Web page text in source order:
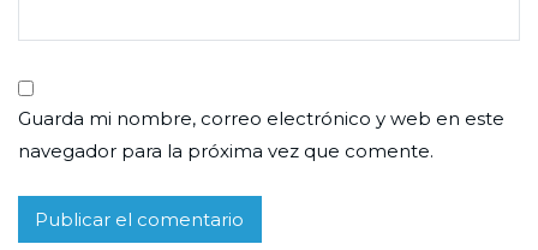
Guarda mi nombre, correo electrónico y web en este
navegador para la próxima vez que comente.